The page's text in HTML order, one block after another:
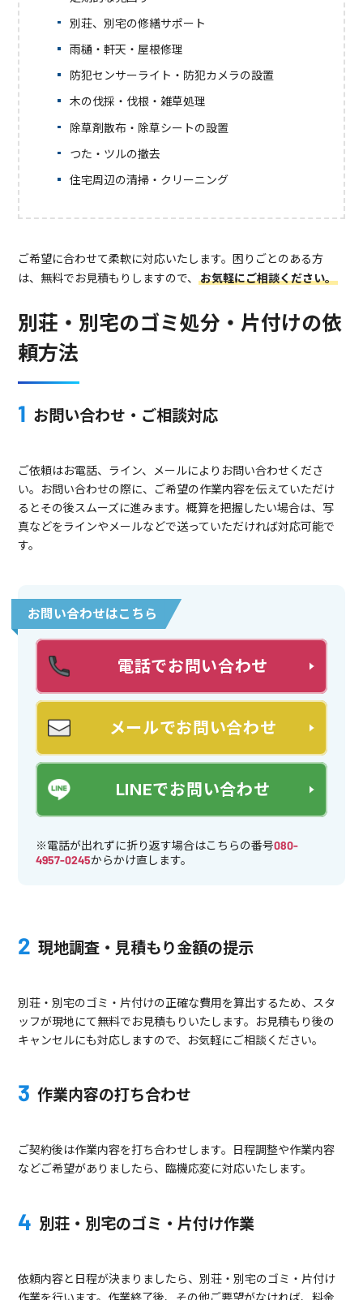
別荘、別宅の修繕サポート
雨樋・軒天・屋根修理
防犯センサーライト・防犯カメラの設置
木の伐採・伐根・雑草処理
除草剤散布・除草シートの設置
つた・ツルの撤去
住宅周辺の清掃・クリーニング
ご希望に合わせて柔軟に対応いたします。困りごとのある方
は、無料でお見積もりしますので、お気軽にご相談ください。
別荘・別宅のゴミ処分・片付けの依
頼方法
お問い合わせ・ご相談対応
ご依頼はお電話、ライン、メールによりお問い合わせくださ
い。お問い合わせの際に、ご希望の作業内容を伝えていただけ
るとその後スムーズに進みます。概算を把握したい場合は、写
真などをラインやメールなどで送っていただければ対応可能で
す。
お問い合わせはこちら
電話でお問い合わせ
メールでお問い合わせ
LINEでお問い合わせ
※電話が出れずに折り返す場合はこちらの番号080-
4957-0245からかけ直します。
現地調査・見積もり金額の提示
別荘・別宅のゴミ・片付けの正確な費用を算出するため、スタ
ッフが現地にて無料でお見積もりいたします。お見積もり後の
キャンセルにも対応しますので、お気軽にご相談ください。
作業内容の打ち合わせ
ご契約後は作業内容を打ち合わせします。日程調整や作業内容
などご希望がありましたら、臨機応変に対応いたします。
別荘・別宅のゴミ・片付け作業
依頼内容と日程が決まりましたら、別荘・別宅のゴミ・片付け
作業を行います。作業終了後、その他ご要望がなければ、料金